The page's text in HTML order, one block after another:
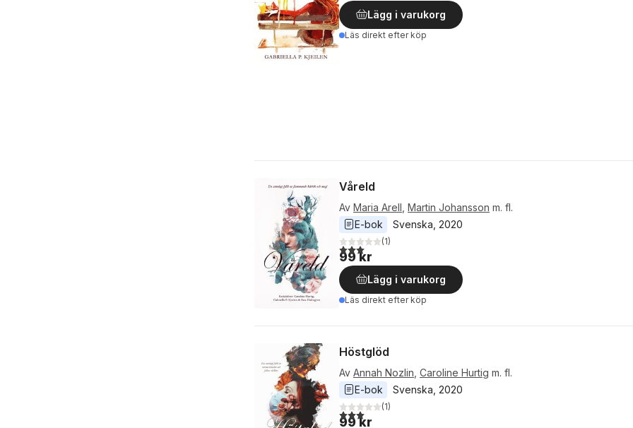
Lägg i varukorg
Läs direkt efter köp
Våreld
Av Maria Arell Martin Johansson m. fl.
E-bok
Svenska 2020
3,0utav 5 stjärnor. Totalt antal röster:
(1)
99 kr
Lägg i varukorg
Läs direkt efter köp
Höstglöd
Av Annah Nozlin Caroline Hurtig m. fl.
E-bok
Svenska 2020
3,0utav 5 stjärnor. Totalt antal röster:
(1)
99 kr